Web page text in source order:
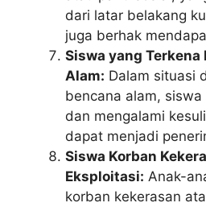
dari latar belakang
juga berhak
Siswa yang Terkena
Alam: Dalam situasi
bencana alam,
dan mengalami
dapat menjadi
Siswa Korban
Eksploitasi: Anak-
korban kekerasan